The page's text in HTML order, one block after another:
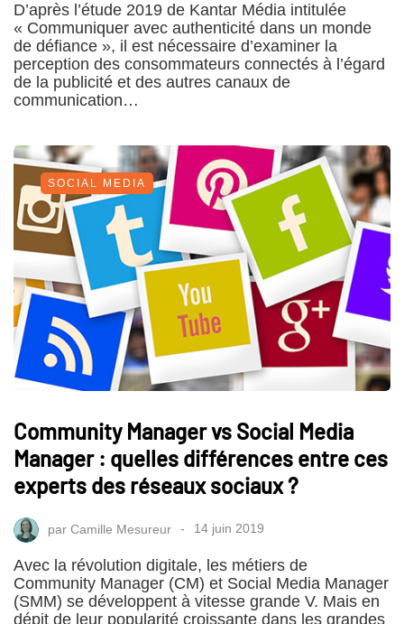
D’après l’étude 2019 de Kantar Média intitulée
« Communiquer avec authenticité dans un monde
de défiance », il est nécessaire d’examiner la
perception des consommateurs connectés à l’égard
de la publicité et des autres canaux de
communication…
SOCIAL MEDIA
Community Manager vs Social Media
Manager : quelles différences entre ces
experts des réseaux sociaux ?
par Camille Mesureur 14 juin 2019
Avec la révolution digitale, les métiers de
Community Manager (CM) et Social Media Manager
(SMM) se développent à vitesse grande V. Mais en
dépit de leur popularité croissante dans les grandes